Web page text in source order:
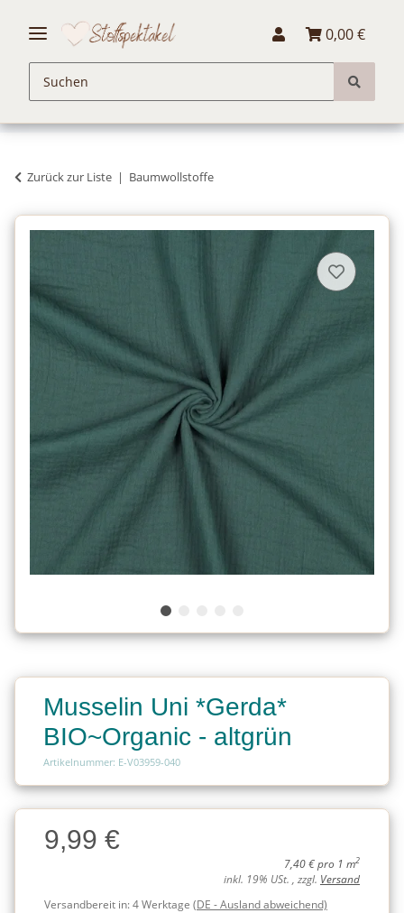
0,00 €
Zurück zur Liste Baumwollstoffe
Musselin Uni *Gerda*
BIO~Organic - altgrün
Artikelnummer: E-V03959-040
Charge
Charge9,99 €
7,40 € pro 1 m2
inkl. 19% USt. , zzgl. Versand
Versandbereit in:4 Werktage (DE - Ausland abweichend)